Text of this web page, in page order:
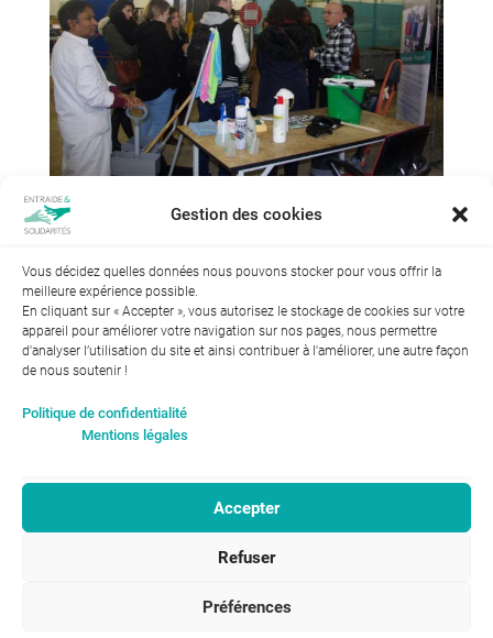
Gestion des cookies
Vous décidez quelles données nous pouvons stocker pour vous offrir la
meilleure expérience possible.
En cliquant sur « Accepter », vous autorisez le stockage de cookies sur votre
appareil pour améliorer votre navigation sur nos pages, nous permettre
d'analyser l’utilisation du site et ainsi contribuer à l'améliorer, une autre façon
de nous soutenir !
Politique de confidentialité
Mentions légales
Accepter
Refuser
Préférences
femmes : 94
Entraide et Solidarités
46, avenue Gustave Eiffel
02 47 31 87 00
RGPD-Confidentialité|